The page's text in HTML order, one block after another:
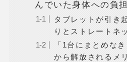
んでいた身体への負担
タブレットが引き
りとストレートネ
「1台にまとめな
から解放されるメ